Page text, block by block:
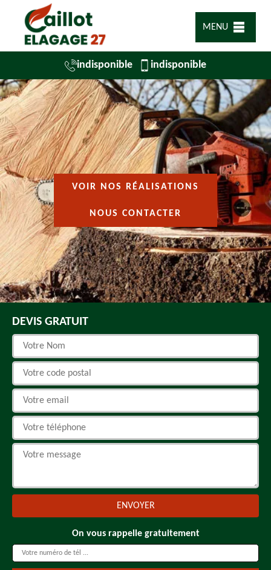
MENU
indisponible indisponible
VOIR NOS RÉALISATIONS
NOUS CONTACTER
DEVIS GRATUIT
On vous rappelle gratuitement